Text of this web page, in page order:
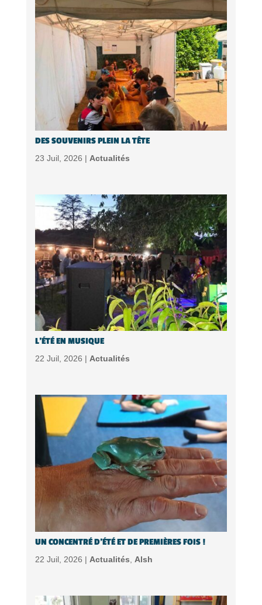
DES SOUVENIRS PLEIN LA TÊTE
23 Juil, 2026 | Actualités
L’ÉTÉ EN MUSIQUE
22 Juil, 2026 | Actualités
UN CONCENTRÉ D’ÉTÉ ET DE PREMIÈRES FOIS !
22 Juil, 2026 | Actualités Alsh